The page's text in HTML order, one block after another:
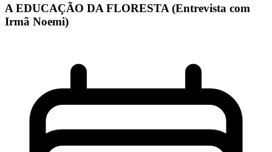
A EDUCAÇÃO DA FLORESTA (Entrevista com
Irmã Noemi)